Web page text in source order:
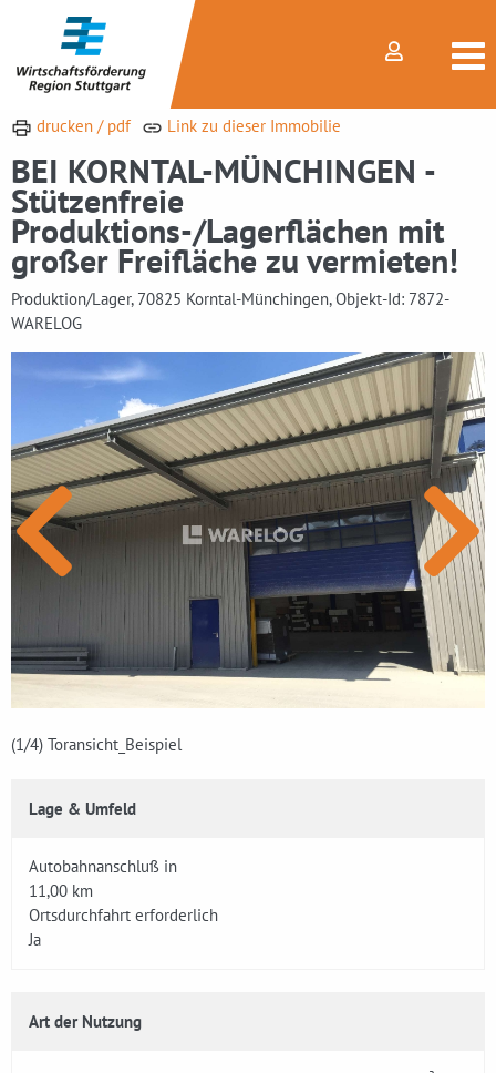
drucken / pdf Link zu dieser Immobilie
BEI KORNTAL-MÜNCHINGEN -
Stützenfreie
Produktions-/Lagerflächen mit
großer Freifläche zu vermieten!
Produktion/Lager, 70825 Korntal-Münchingen, Objekt-Id: 7872-
WARELOG
(1/4) Toransicht_Beispiel
Lage & Umfeld
Autobahnanschluß in
11,00 km
Ortsdurchfahrt erforderlich
Ja
Art der Nutzung